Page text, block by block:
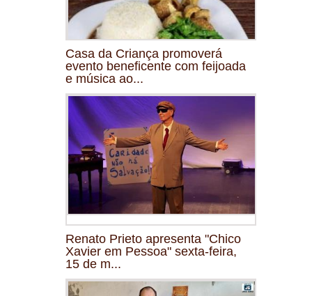
Casa da Criança promoverá
evento beneficente com feijoada
e música ao...
Renato Prieto apresenta "Chico
Xavier em Pessoa" sexta-feira,
15 de m...